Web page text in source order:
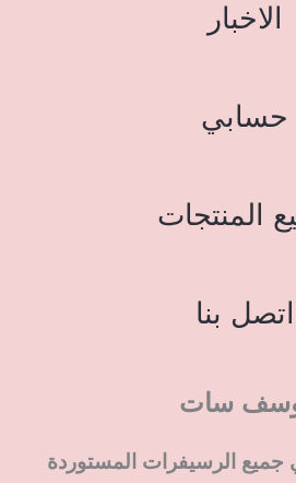
الاخبار
حسابي
المنتجات
اتصل بنا
سات
الرسيفرات المستوردة